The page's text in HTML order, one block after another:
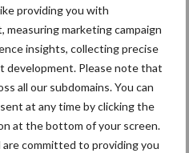
providing you with
measuring marketing campaign
insights, collecting precise
development. Please note that
all our subdomains. You can
at any time by clicking the
at the bottom of your screen.
committed to providing you
Partner nieuws
meer